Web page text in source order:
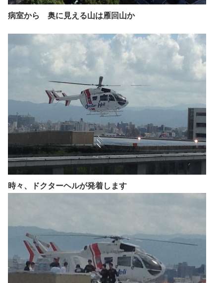
病室から 奥に見える山は雁回山か
時々、ドクターヘルが発着します